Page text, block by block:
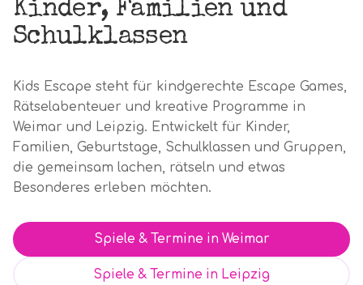
Kinder, Familien und
Schulklassen
Kids Escape steht für kindgerechte Escape Games,
Rätselabenteuer und kreative Programme in
Weimar und Leipzig. Entwickelt für Kinder,
Familien, Geburtstage, Schulklassen und Gruppen,
die gemeinsam lachen, rätseln und etwas
Besonderes erleben möchten.
Spiele & Termine in Weimar
Spiele & Termine in Leipzig